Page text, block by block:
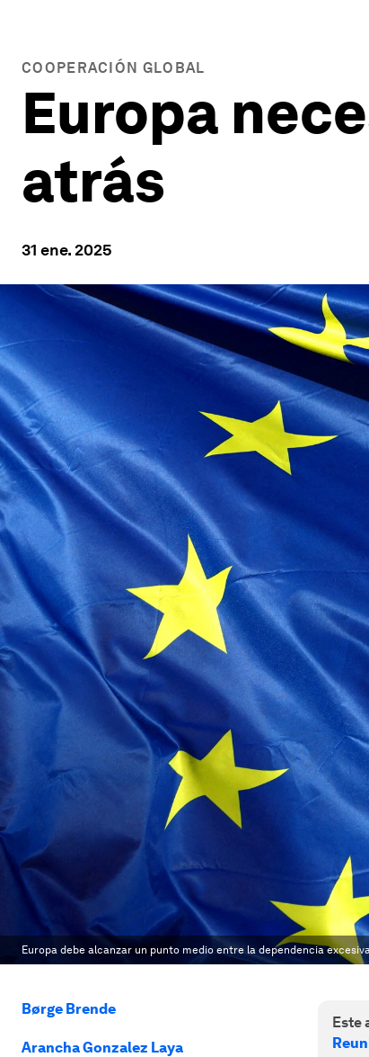
COOPERACIÓN GLOBAL
Europa
atrás
31 ene. 2025
Europa debe alcanzar un punto medio entre la dependencia
Børge Brende
Arancha Gonzalez Laya
Este